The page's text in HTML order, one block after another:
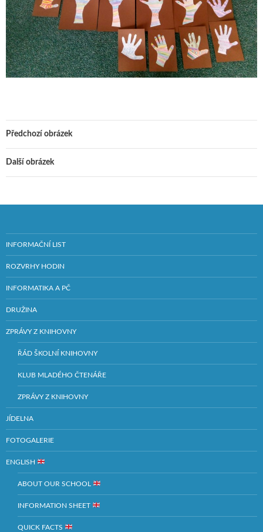
Předchozí obrázek
Další obrázek
INFORMAČNÍ LIST
ROZVRHY HODIN
INFORMATIKA A PČ
DRUŽINA
ZPRÁVY Z KNIHOVNY
ŘÁD ŠKOLNÍ KNIHOVNY
KLUB MLADÉHO ČTENÁŘE
ZPRÁVY Z KNIHOVNY
JÍDELNA
FOTOGALERIE
ENGLISH
ABOUT OUR SCHOOL
INFORMATION SHEET
QUICK FACTS